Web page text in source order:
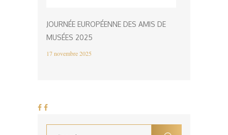
JOURNÉE EUROPÉENNE DES AMIS DE
MUSÉES 2025
17 novembre 2025